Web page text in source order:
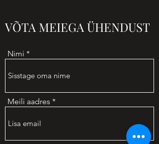
VÕTA MEIEGA ÜHENDUST
Nimi
Meili aadres